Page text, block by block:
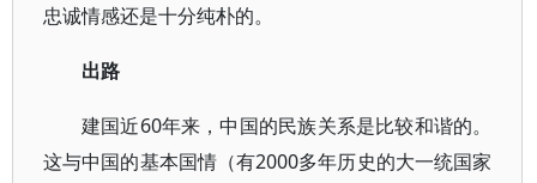
忠诚情感还是十分纯朴的。
出路
建国近60年来，中国的民族关系是比较和谐的。
这与中国的基本国情（有2000多年历史的大一统国家